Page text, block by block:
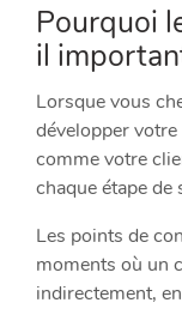
Pourquoi
il
Lorsque vous
développer
comme votre
chaque étape de
Les points de
moments où un
indirectement,